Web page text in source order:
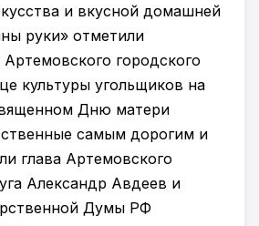
и вкусной домашней
руки» отметили
городского
культуры угольщиков на
Дню матери
самым дорогим и
глава Артемовского
Александр Авдеев и
Думы РФ